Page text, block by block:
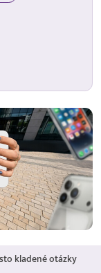
kladené otázky